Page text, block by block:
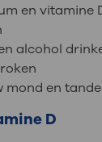
en vitamine
alcohol
mond en
D